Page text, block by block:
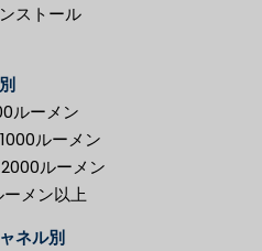
ストール
ルーメン
ルーメン
ルーメン
メン以上
ネル別